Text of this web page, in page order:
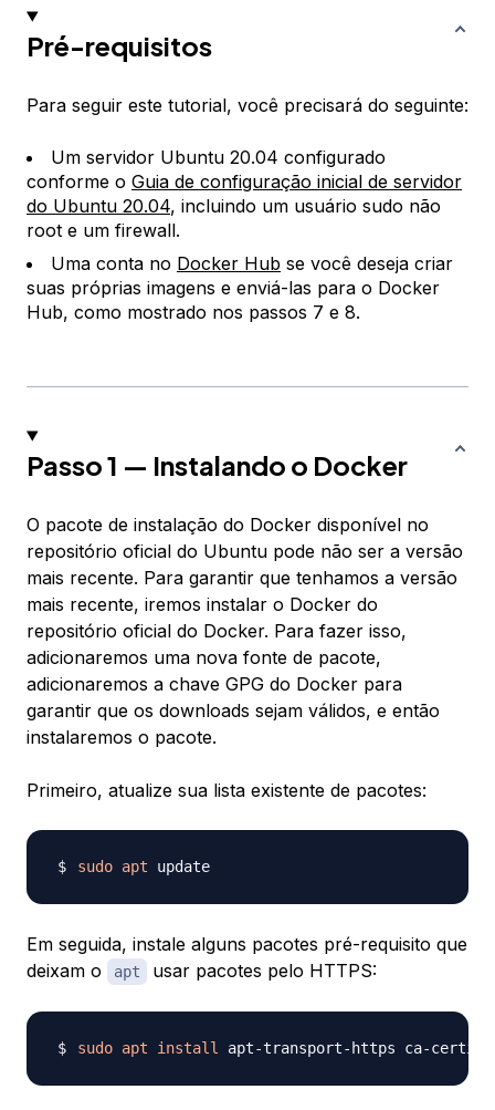
Pré-requisitos
Para seguir este tutorial, você precisará do seguinte:
Um servidor Ubuntu 20.04 configurado
conforme o Guia de configuração inicial de servidor
do Ubuntu 20.04, incluindo um usuário sudo não
root e um firewall.
Uma conta no Docker Hub se você deseja criar
suas próprias imagens e enviá-las para o Docker
Hub, como mostrado nos passos 7 e 8.
Passo 1 — Instalando o Docker
O pacote de instalação do Docker disponível no
repositório oficial do Ubuntu pode não ser a versão
mais recente. Para garantir que tenhamos a versão
mais recente, iremos instalar o Docker do
repositório oficial do Docker. Para fazer isso,
adicionaremos uma nova fonte de pacote,
adicionaremos a chave GPG do Docker para
garantir que os downloads sejam válidos, e então
instalaremos o pacote.
Primeiro, atualize sua lista existente de pacotes:
sudo apt
Em seguida, instale alguns pacotes pré-requisito que
deixam o
apt usar pacotes pelo HTTPS:
sudo apt install apt-transport-https ca-